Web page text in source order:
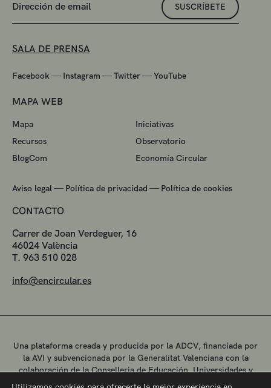
SUSCRÍBETE
SALA DE PRENSA
Facebook — Instagram —Twitter—YouTube
MAPA WEB
Mapa
Iniciativas
Recursos
Observatorio
BlogCom
Economía Circular
Aviso legal — Política de privacidad — Política de cookies
CONTACTO
Carrer de Joan Verdeguer, 16
46024 València
T. 963 510 028
info@encircular.es
Una plataforma creada y producida por la ADCV, financiada por
la AVI y subvencionada por la Generalitat Valenciana con la
colaboración de la Conselleria de Educación, Universidades y
Empleo.